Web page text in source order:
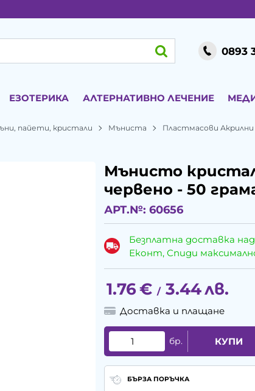
0893
ЕЗОТЕРИКА АЛТЕРНАТИВНО ЛЕЧЕНИЕ
пайети, кристали Мъниста Пластмасови
Мънисто
червено - 50
АРТ.№: 60656
Безплатна доставка
Еконт, Спиди
1.76€ / 3.44лв.
Доставка и плащане
бр. КУПИ
БЪРЗА ПОРЪЧКА